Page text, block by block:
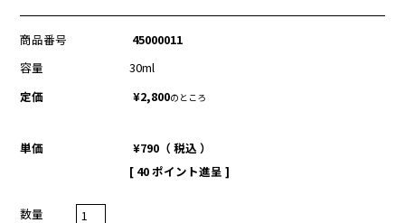
商品番号
45000011
容量
30ml
定価
¥2,800のところ
単価 ¥790
税込
[ 40ポイント進呈 ]